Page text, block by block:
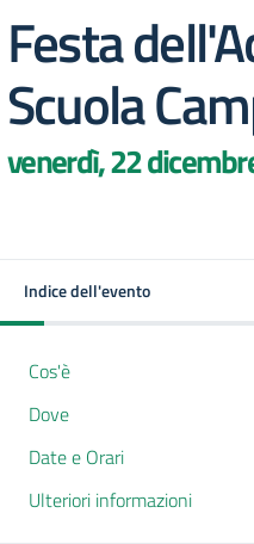
Festa
Scuola
venerdì, 22
Indice dell'evento
Cos'è
Dove
Date e Orari
Ulteriori informazioni